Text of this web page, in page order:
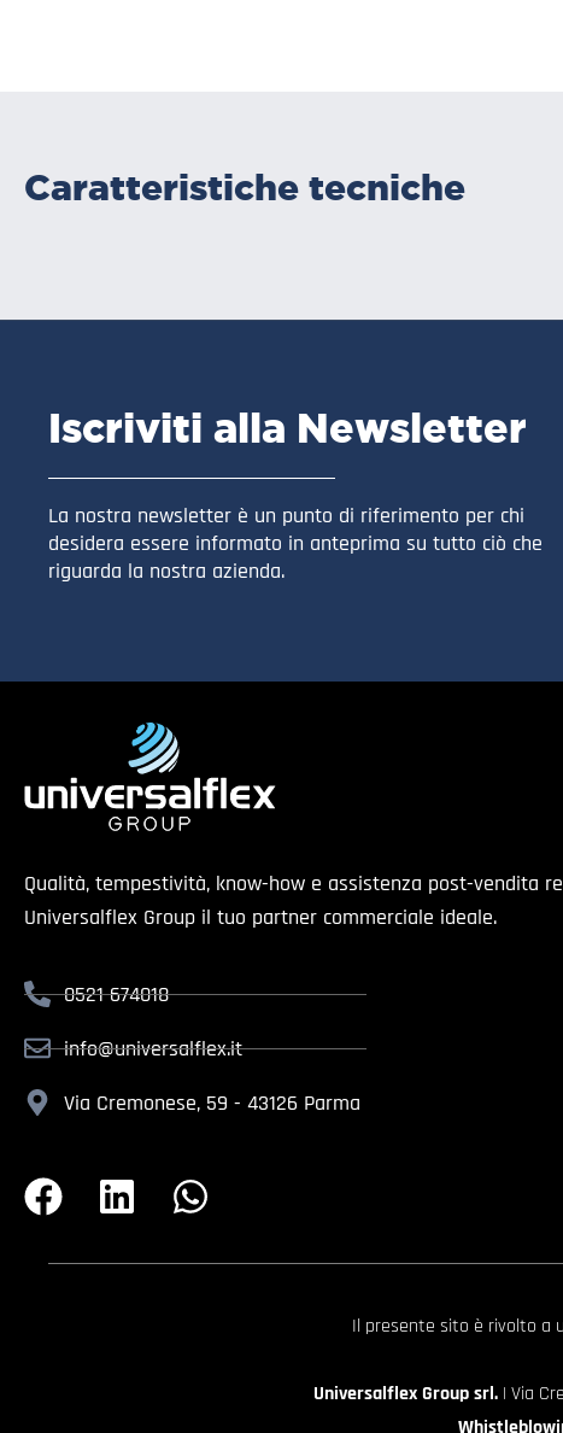
Caratteristiche tecniche
Iscriviti alla Newsletter
La nostra newsletter è un punto di riferimento per chi
desidera essere informato in anteprima su tutto ciò che
riguarda la nostra azienda.
Qualità, tempestività, know-how e assistenza post-vendita
Universalflex Group il tuo partner commerciale ideale.
0521 674018
info@universalflex.it
Via Cremonese, 59 - 43126 Parma
Il presente sito è rivolto a
Universalflex Group srl.| Via